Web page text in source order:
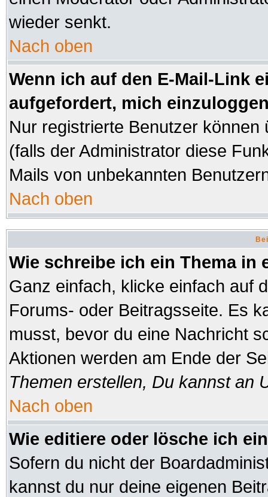
wieder senkt.
Nach oben
Wenn ich auf den E-Mail-Link
aufgefordert, mich
Nur registrierte Benutzer
(falls der Administrator diese
Mails von unbekannten
Nach oben
Wie schreibe ich ein Thema in
Ganz einfach, klicke einfach auf
Forums- oder Beitragsseite. Es
musst, bevor du eine Nachricht
Aktionen werden am Ende der
Themen erstellen, Du kannst an
Nach oben
Wie editiere oder lösche ich
Sofern du nicht der
kannst du nur deine eigenen